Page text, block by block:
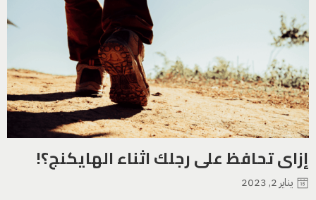
إزاى تحافظ على رجلك اثناء الهايكنج؟!
يناير 2, 2023